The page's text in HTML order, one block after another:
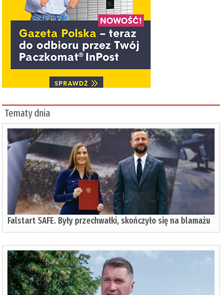
Tematy dnia
Falstart SAFE. Były przechwałki, skończyło się na blamażu